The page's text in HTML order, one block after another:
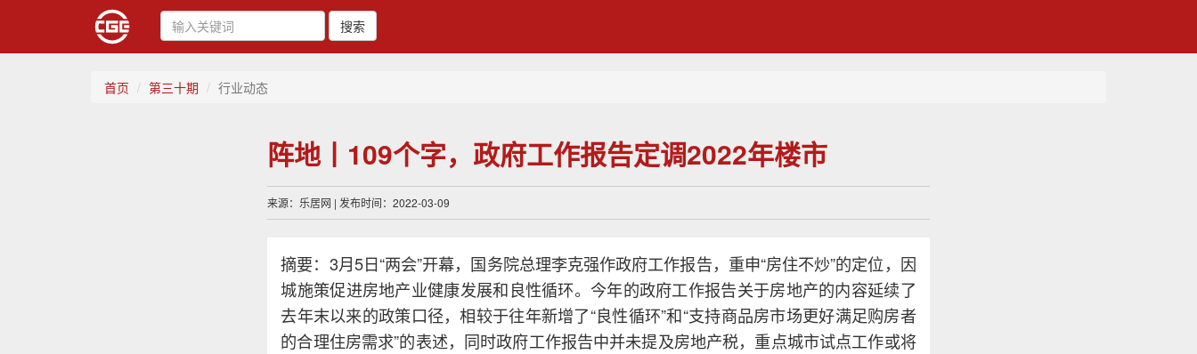
搜索
首页 第三十期 行业动态
阵地丨109个字，政府工作报告定调2022年楼市
来源：乐居网 | 发布时间：2022-03-09
摘要：3月5日“两会”开幕，国务院总理李克强作政府工作报告，重申“房住不炒”的定位，因
城施策促进房地产业健康发展和良性循环。今年的政府工作报告关于房地产的内容延续了
去年末以来的政策口径，相较于往年新增了“良性循环”和“支持商品房市场更好满足购房者
的合理住房需求”的表述，同时政府工作报告中并未提及房地产税，重点城市试点工作或将